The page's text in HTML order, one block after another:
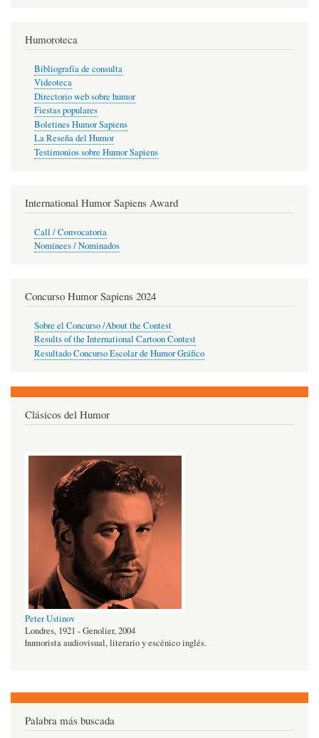
Humoroteca
Bibliografía de consulta
Videoteca
Directorio web sobre humor
Fiestas populares
Boletines Humor Sapiens
La Reseña del Humor
Testimonios sobre Humor Sapiens
International Humor Sapiens Award
Call / Convocatoria
Nominees / Nominados
Concurso Humor Sapiens 2024
Sobre el Concurso /About the Contest
Results of the International Cartoon Contest
Resultado Concurso Escolar de Humor Gráfico
Clásicos del Humor
Peter Ustinov
Londres, 1921 - Genolier, 2004
humorista audiovisual, literario y escénico inglés.
Palabra más buscada